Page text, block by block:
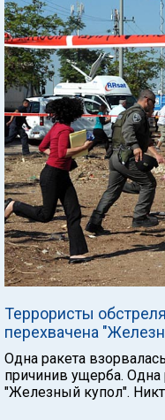
Террористы
перехвачена
Одна ракета
причинив ущерба.
"Железный купол".